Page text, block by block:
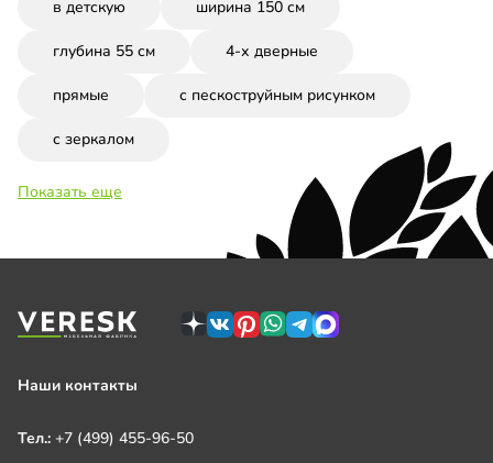
в детскую ширина 150 см
глубина 55 см 4-х дверные
прямые с пескоструйным рисунком
с зеркалом
Показать еще
Наши контакты
Тел.: +7 (499) 455-96-50